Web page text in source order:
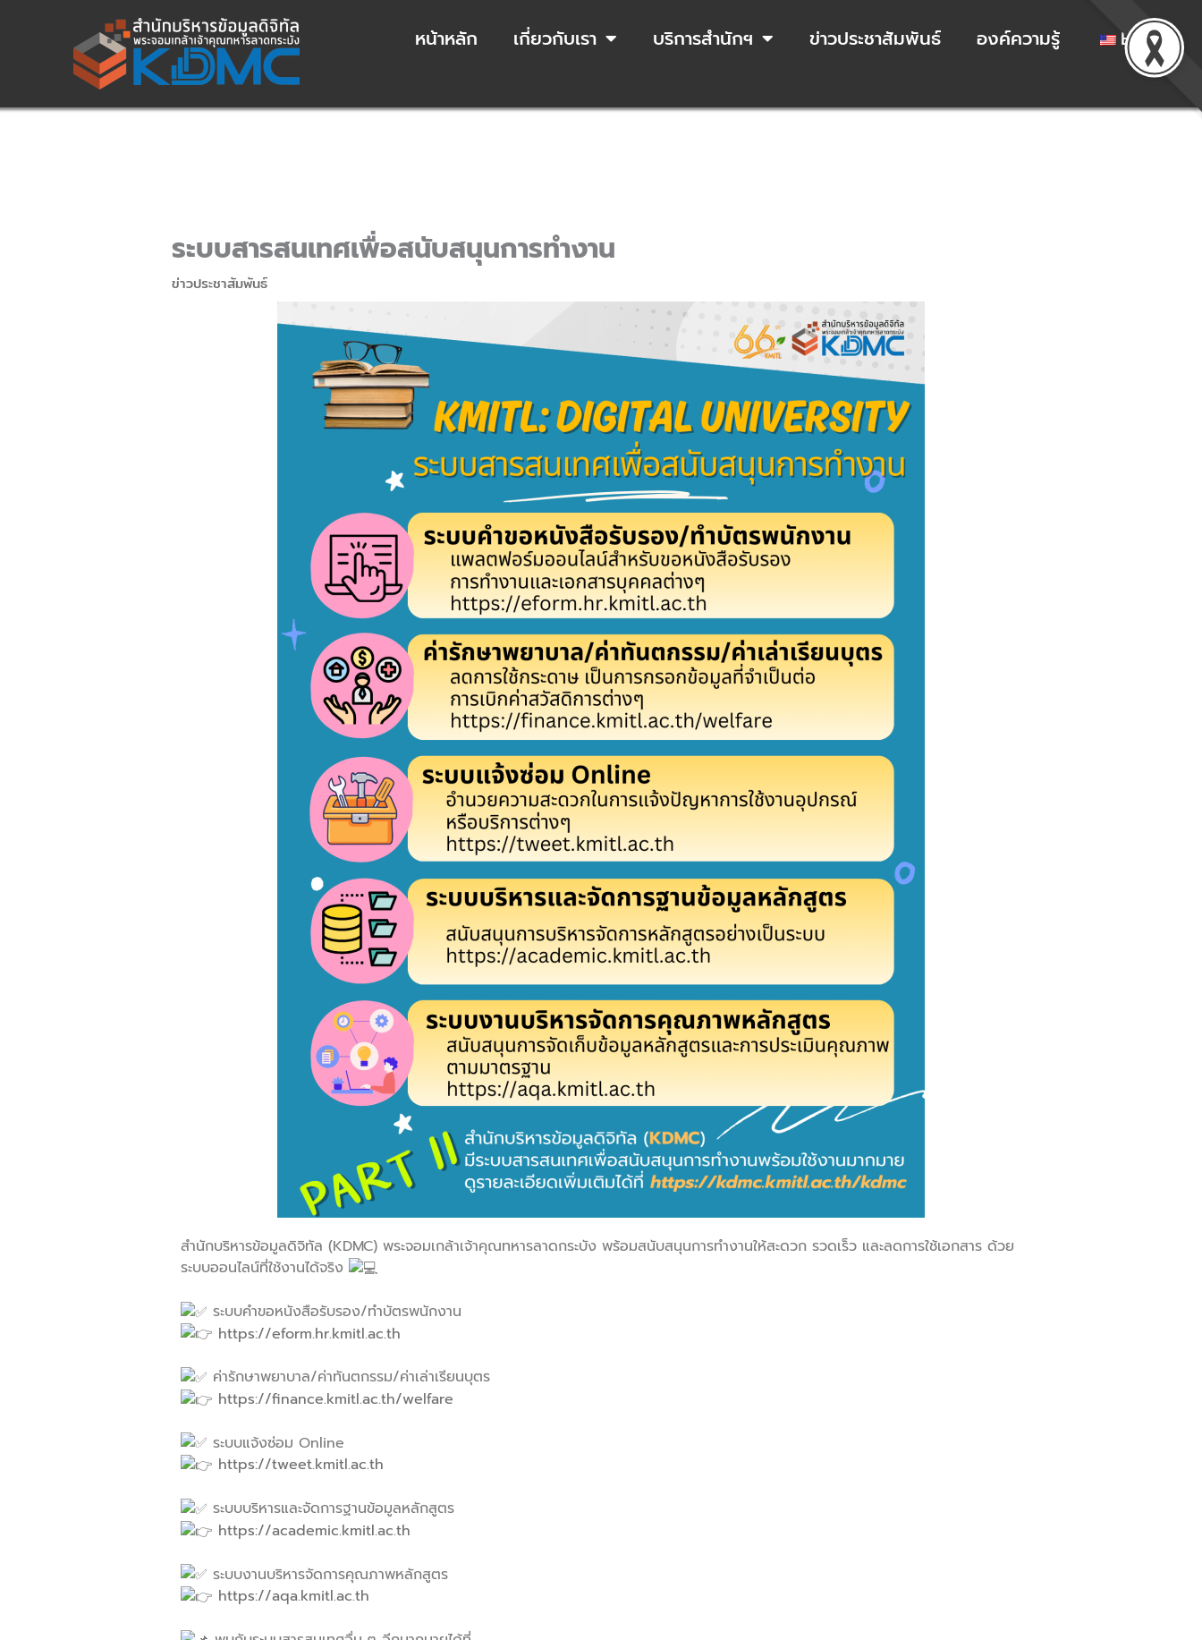
หน้าหลัก เกี่ยวกับเรา บริการสำนักฯ ข่าวประชาสัมพันธ์ องค์ความรู้ EN
ระบบสารสนเทศเพื่อสนับสนุนการทำงาน
ข่าวประชาสัมพันธ์
สำนักบริหารข้อมูลดิจิทัล (KDMC) พระจอมเกล้าเจ้าคุณทหารลาดกระบัง พร้อมสนับสนุนการทำงานให้สะดวก รวดเร็ว และลดการใช้เอกสาร ด้วย
ระบบออนไลน์ที่ใช้งานได้จริง
ระบบคำขอหนังสือรับรอง/ทำบัตรพนักงาน
https://eform.hr.kmitl.ac.th
ค่ารักษาพยาบาล/ค่าทันตกรรม/ค่าเล่าเรียนบุตร
https://finance.kmitl.ac.th/welfare
ระบบแจ้งซ่อม Online
https://tweet.kmitl.ac.th
ระบบบริหารและจัดการฐานข้อมูลหลักสูตร
https://academic.kmitl.ac.th
ระบบงานบริหารจัดการคุณภาพหลักสูตร
https://aqa.kmitl.ac.th